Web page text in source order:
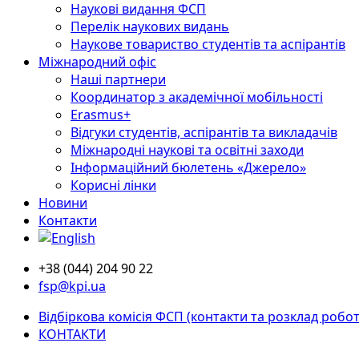
Наукові видання ФСП
Перелік наукових видань
Наукове товариство студентів та аспірантів
Міжнародний офіс
Наші партнери
Координатор з академічної мобільності
Erasmus+
Відгуки студентів, аспірантів та викладачів
Міжнародні наукові та освітні заходи
Інформаційний бюлетень «Джерело»
Корисні лінки
Новини
Контакти
+38 (044) 204 90 22
fsp@kpi.ua
Відбіркова комісія ФСП (контакти та розклад
КОНТАКТИ